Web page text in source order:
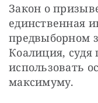
Закон о
единственная
предвыборном
Коалиция, судя
использовать
максимуму.